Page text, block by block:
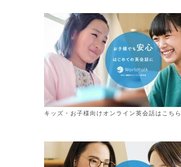
キッズ・お子様向けオンライン英会話はこちら